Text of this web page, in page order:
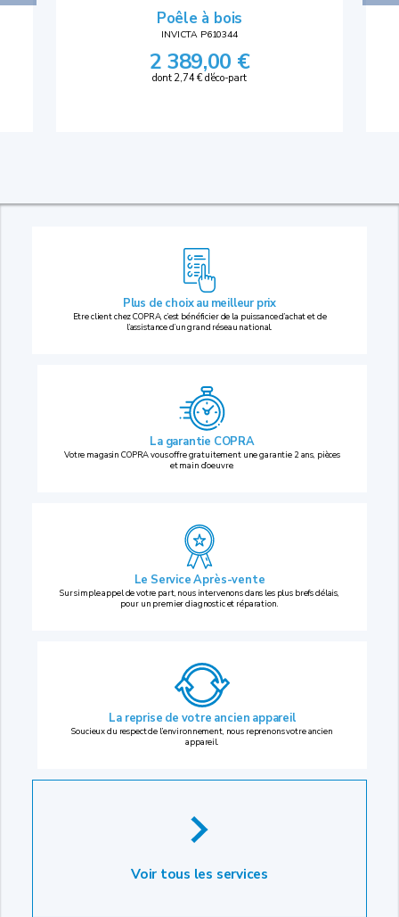
Poêle à bois
INVICTA P610344
2 389,00 €
dont 2,74 € d'éco-part
Plus de choix au meilleur prix
Etre client chez COPRA, c’est bénéficier de la puissance d’achat et de
l’assistance d’un grand réseau national.
La garantie COPRA
Votre magasin COPRA vous offre gratuitement une garantie 2 ans, pièces
et main d’oeuvre.
Le Service Après-vente
Sur simple appel de votre part, nous intervenons dans les plus brefs délais,
pour un premier diagnostic et réparation.
La reprise de votre ancien appareil
Soucieux du respect de l’environnement, nous reprenons votre ancien
appareil.
Voir tous les services